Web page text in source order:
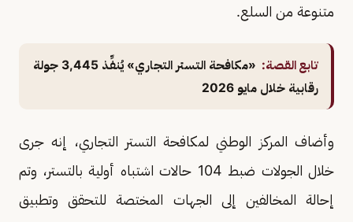
متنوعة من السلع.
تابع القصة:
«مكافحة التستر التجاري» يُنفِّذ 3,445 جولة
رقابية خلال مايو 2026
وأضاف المركز الوطني لمكافحة التستر التجاري، إنه جرى
خلال الجولات ضبط 104 حالات اشتباه أولية بالتستر، وتم
إحالة المخالفين إلى الجهات المختصة للتحقق وتطبيق